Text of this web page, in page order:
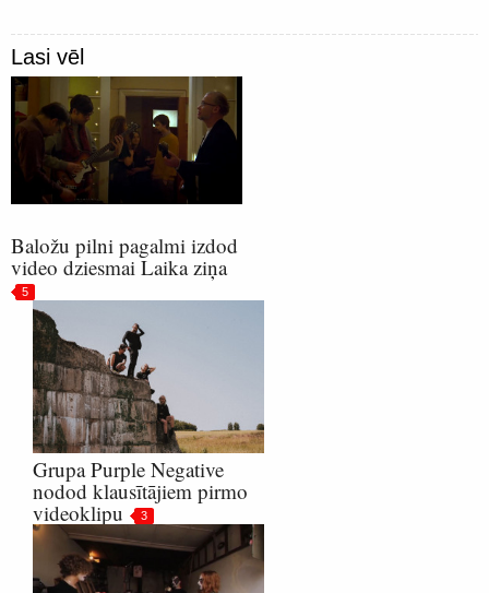
Lasi vēl
Baložu pilni pagalmi izdod
video dziesmai Laika ziņa
5
Grupa Purple Negative
nodod klausītājiem pirmo
videoklipu
3